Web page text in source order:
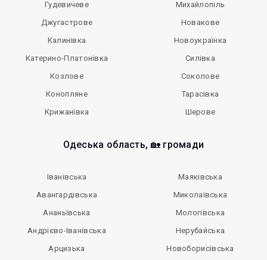
Гудевичеве
Джугастрове
Калинівка
Катерино-Платонівка
Козлове
Конопляне
Крижанівка
Михайлопіль
Новакове
Новоукраїнка
Силівка
Соколове
Тарасівка
Шерове
Одеська область, 🏡 громади
Іванівська
Авангардівська
Ананьївська
Андрієво-Іванівська
Арцизька
Маяківська
Миколаївська
Мологівська
Нерубайська
Новоборисівська